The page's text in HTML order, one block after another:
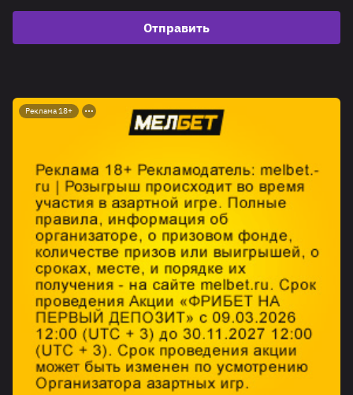
Отправить
Реклама 18+